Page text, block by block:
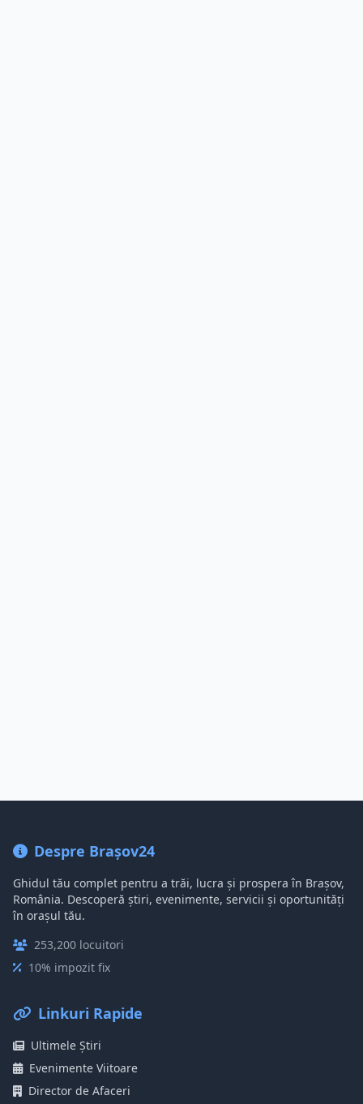
Despre Brașov24
Ghidul tău complet pentru a trăi, lucra și prospera în Brașov,
România. Descoperă știri, evenimente, servicii și oportunități
în orașul tău.
253,200 locuitori
10% impozit fix
Linkuri Rapide
Ultimele Știri
Evenimente Viitoare
Director de Afaceri